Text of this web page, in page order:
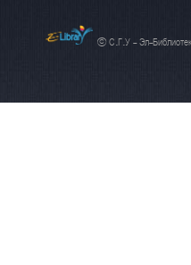
© С.Г.У - Эл-